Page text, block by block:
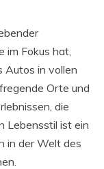
im Fokus hat,
Autos in vollen
Orte und
die
Lebensstil ist ein
in der Welt des